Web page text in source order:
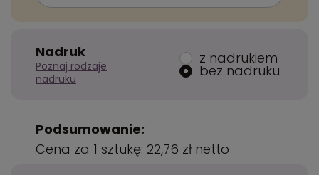
Nadruk
Poznaj rodzaje
nadruku
z nadrukiem
bez nadruku
Podsumowanie:
Cena za 1 sztukę: 22,76 zł netto